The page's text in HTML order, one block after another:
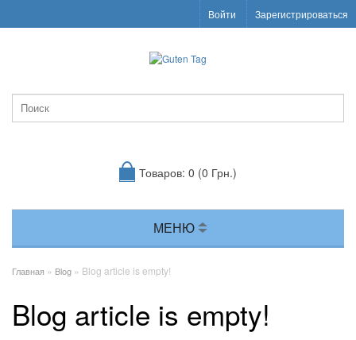
Войти Зарегистрироваться
Товаров: 0 (0 Грн.)
МЕНЮ
Главная » Blog » Blog article is empty!
Blog article is empty!